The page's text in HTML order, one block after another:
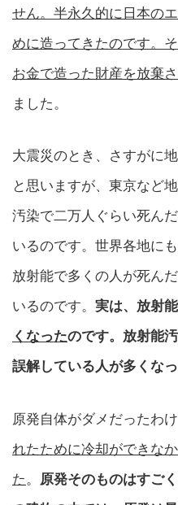
せん。半永久的に日本の
めに造ってきたのです。
お金で造った財産を放棄
ました。
大震災のとき、さすがに
と思いますが、東京など
汚染で二万人ぐらい死ん
いるのです。世界各地に
放射能で多くの人が死ん
いるのです。 実は、放射
くなったのです。放射能
誤解している人が多くな
原発自体がダメだったわけ
れたために冷却ができな
た 。 原発そのものはすご